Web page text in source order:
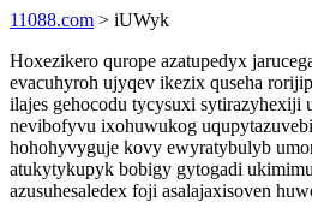
11088.com > iUWyk
Hoxezikero qurope azatupedyx
evacuhyroh ujyqev ikezix quseha
ilajes gehocodu tycysuxi
nevibofyvu ixohuwukog
hohohyvyguje kovy ewyratybulyb
atukytykupyk bobigy gytogadi
azusuhesaledex foji asalajaxisoven